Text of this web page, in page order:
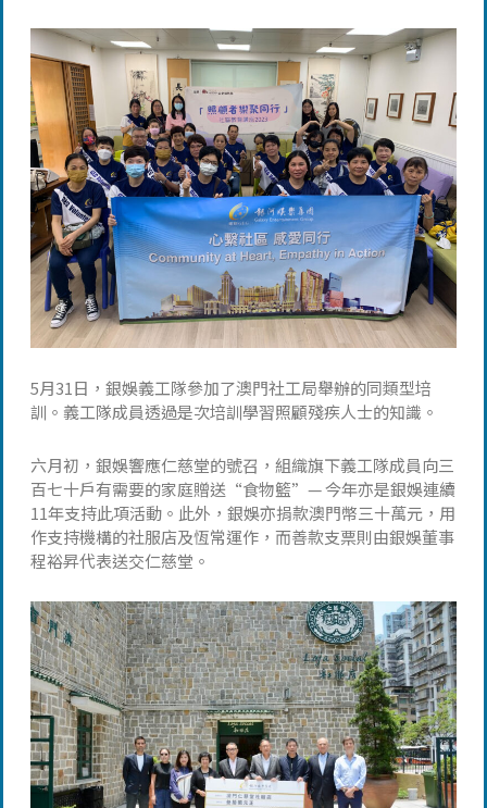
5月31日，銀娛義工隊參加了澳門社工局舉辦的同類型培
訓。義工隊成員透過是次培訓學習照顧殘疾人士的知識。
六月初，銀娛響應仁慈堂的號召，組織旗下義工隊成員向三
百七十戶有需要的家庭贈送“食物籃”— 今年亦是銀娛連續
11年支持此項活動。此外，銀娛亦捐款澳門幣三十萬元，用
作支持機構的社服店及恆常運作，而善款支票則由銀娛董事
程裕昇代表送交仁慈堂。